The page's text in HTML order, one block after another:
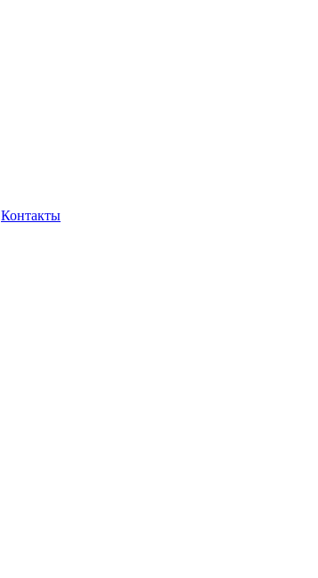
Контакты